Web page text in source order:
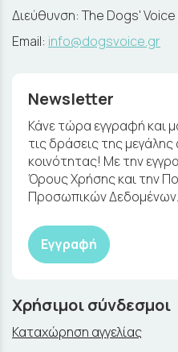
Διεύθυνση: The Dogs' Voice
Email: info@dogsvoice.gr
Newsletter
Κάνε τώρα εγγραφή και
τις δράσεις της
κοινότητας! Με την
Όρους Χρήσης και την
Προσωπικών Δεδομένων.
Εγγραφή
Χρήσιμοι σύνδεσμοι
Καταχώρηση αγγελίας